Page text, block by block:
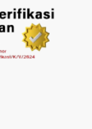
Menang
Tembus